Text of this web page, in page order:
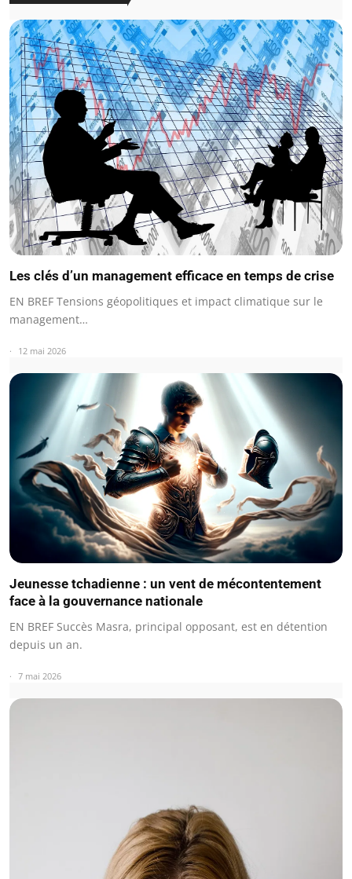
Les clés d’un management efficace en temps de crise
EN BREF Tensions géopolitiques et impact climatique sur le
management…
12 mai 2026
Jeunesse tchadienne : un vent de mécontentement
face à la gouvernance nationale
EN BREF Succès Masra, principal opposant, est en détention
depuis un an.
7 mai 2026